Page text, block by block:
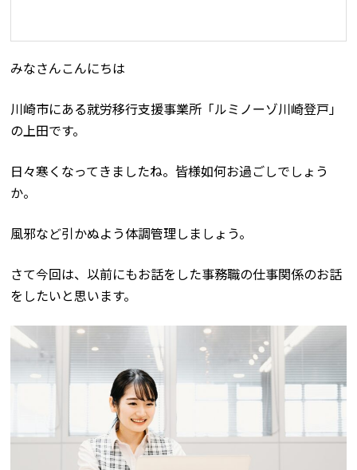
みなさんこんにちは
川崎市にある就労移行支援事業所「ルミノーゾ川崎登戸」
の上田です。
日々寒くなってきましたね。皆様如何お過ごしでしょう
か。
風邪など引かぬよう体調管理しましょう。
さて今回は、以前にもお話をした事務職の仕事関係のお話
をしたいと思います。